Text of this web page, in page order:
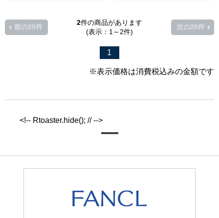
2件の商品があります
(表示：1～2件)
前の20件
1
次の20件
※表示価格は消費税込みの金額です